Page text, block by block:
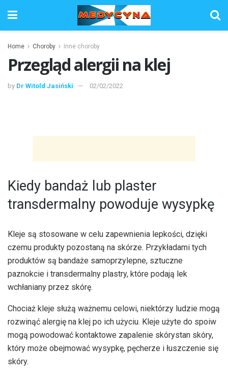
Home Choroby Inne choroby
Przegląd alergii na klej
by Dr Witold Jasiński 02/02/2022
Kiedy bandaż lub plaster
transdermalny powoduje wysypkę
Kleje są stosowane w celu zapewnienia lepkości, dzięki
czemu produkty pozostaną na skórze. Przykładami tych
produktów są bandaże samoprzylepne, sztuczne
paznokcie i transdermalny plastry, które podają lek
wchłaniany przez skórę.
Chociaż kleje służą ważnemu celowi, niektórzy ludzie mogą
rozwinąć alergię na klej po ich użyciu. Kleje użyte do spoiw
mogą powodować kontaktowe zapalenie skórystan skóry,
który może obejmować wysypkę, pęcherze i łuszczenie się
skóry.